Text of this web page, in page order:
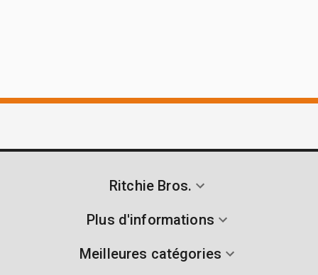
Ritchie Bros.
Plus d'informations
Meilleures catégories